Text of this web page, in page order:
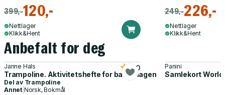
399,-120,-
Nettlager
Klikk&Hent
249,-226,-
Nettlager
Klikk&Hent
Anbefalt for deg
Janne Hals
Trampoline. Aktivitetshefte for barnehagen
5.0
Del av Trampoline
Annet Norsk, Bokmål
Panini
Samlekort